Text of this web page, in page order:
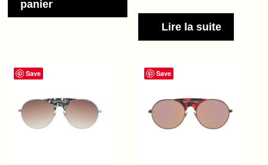
panier
Lire la suite
Save Save